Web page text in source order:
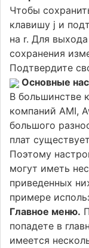
Чтобы
клавишу j и
на r. Для
сохранения
Подтвердите
Основные
В большинстве
компаний AMI,
большого
плат
Поэтому
могут иметь
приведенных
примере
Главное меню.
попадете в
имеется